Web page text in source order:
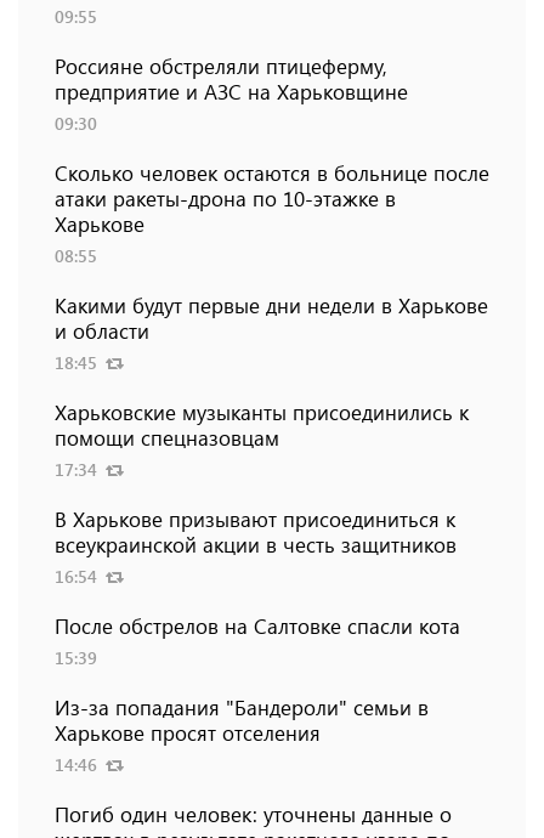
09:55
Россияне обстреляли птицеферму,
предприятие и АЗС на Харьковщине
09:30
Сколько человек остаются в больнице после
атаки ракеты-дрона по 10-этажке в
Харькове
08:55
Какими будут первые дни недели в Харькове
и области
18:45
Харьковские музыканты присоединились к
помощи спецназовцам
17:34
В Харькове призывают присоединиться к
всеукраинской акции в честь защитников
16:54
После обстрелов на Салтовке спасли кота
15:39
Из-за попадания "Бандероли" семьи в
Харькове просят отселения
14:46
Погиб один человек: уточнены данные о